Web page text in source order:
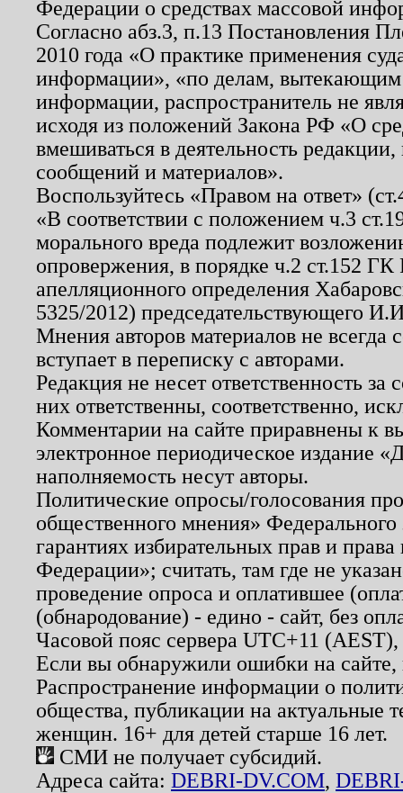
Федерации о средствах массовой
Согласно абз.3, п.13 Постановления
2010 года «О практике применения
информации», «по делам, вытекающим
информации, распространитель не
исходя из положений Закона РФ «О
вмешиваться в деятельность
сообщений и материалов».
Воспользуйтесь «Правом на ответ»
«В соответствии с положением ч.3
морального вреда подлежит
опровержения, в порядке ч.2 ст.152
апелляционного определения
5325/2012) председательствующего
Мнения авторов материалов не
вступает в переписку с авторами.
Редакция не несет ответственность
них ответственны, соответственно,
Комментарии на сайте приравнены к
электронное периодическое издание
наполняемость несут авторы.
Политические опросы/голосования
общественного мнения»
гарантиях избирательных прав и
Федерации»; считать, там где не
проведение опроса и оплатившее
(обнародование) - едино - сайт, без
Часовой пояс сервера UTC+11
Если вы обнаружили ошибки на
Распространение информации о
общества, публикации на актуальные
женщин. 16+ для детей старше 16 лет.
СМИ не получает субсидий.
Адреса сайта: DEBRI-DV.COM,